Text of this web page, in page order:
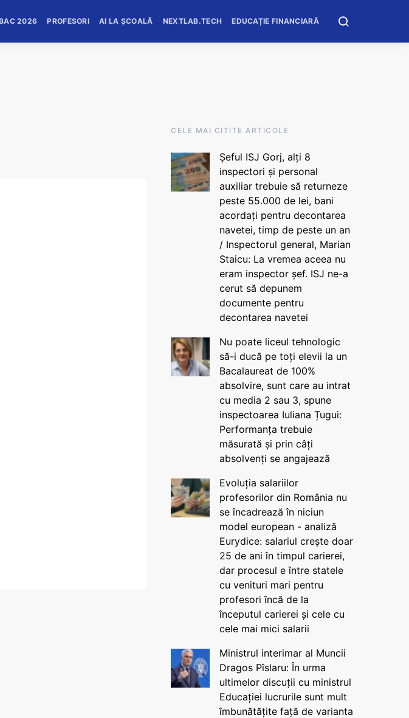
2026 PROFESORI AI LA ȘCOALĂ NEXTLAB.TECH EDUCAȚIE FINANCIARĂ
CELE MAI CITITE ARTICOLE
Șeful ISJ Gorj, alți 8
inspectori și personal
auxiliar trebuie să returneze
peste 55.000 de lei, bani
acordați pentru decontarea
navetei, timp de peste un an
/ Inspectorul general, Marian
Staicu: La vremea aceea nu
eram inspector șef. ISJ ne-a
cerut să depunem
documente pentru
decontarea navetei
Nu poate liceul tehnologic
să-i ducă pe toți elevii la un
Bacalaureat de 100%
absolvire, sunt care au intrat
cu media 2 sau 3, spune
inspectoarea Iuliana Țugui:
Performanța trebuie
măsurată și prin câți
absolvenți se angajează
Evoluția salariilor
profesorilor din România nu
se încadrează în niciun
model european - analiză
Eurydice: salariul crește doar
25 de ani în timpul carierei,
dar procesul e între statele
cu venituri mari pentru
profesori încă de la
începutul carierei și cele cu
cele mai mici salarii
Ministrul interimar al Muncii
Dragos Pîslaru: În urma
ultimelor discuții cu ministrul
Educației lucrurile sunt mult
îmbunătățite față de varianta